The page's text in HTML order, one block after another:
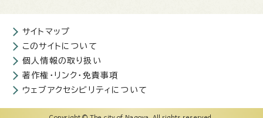
サイトマップ
このサイトについて
個人情報の取り扱い
著作権・リンク・免責事項
ウェブアクセシビリティについて